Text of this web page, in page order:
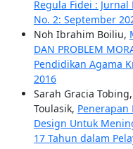
Regula Fidei :
No. 2: September
Noh Ibrahim Boiliu,
DAN PROBLEM
Pendidikan Agama
2016
Sarah Gracia
Toulasik,
Design Untuk
17 Tahun dalam